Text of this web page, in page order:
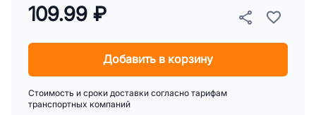
109.99 ₽
Добавить в корзину
Стоимость и сроки доставки согласно тарифам
транспортных компаний